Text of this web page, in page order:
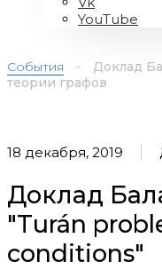
YouTube
События -
Доклад
теории графов
18 декабря, 2019
Доклад
"Turán
conditions"